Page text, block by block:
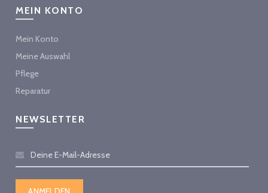
MEIN KONTO
Mein Konto
Meine Auswahl
Pflege
Reparatur
NEWSLETTER